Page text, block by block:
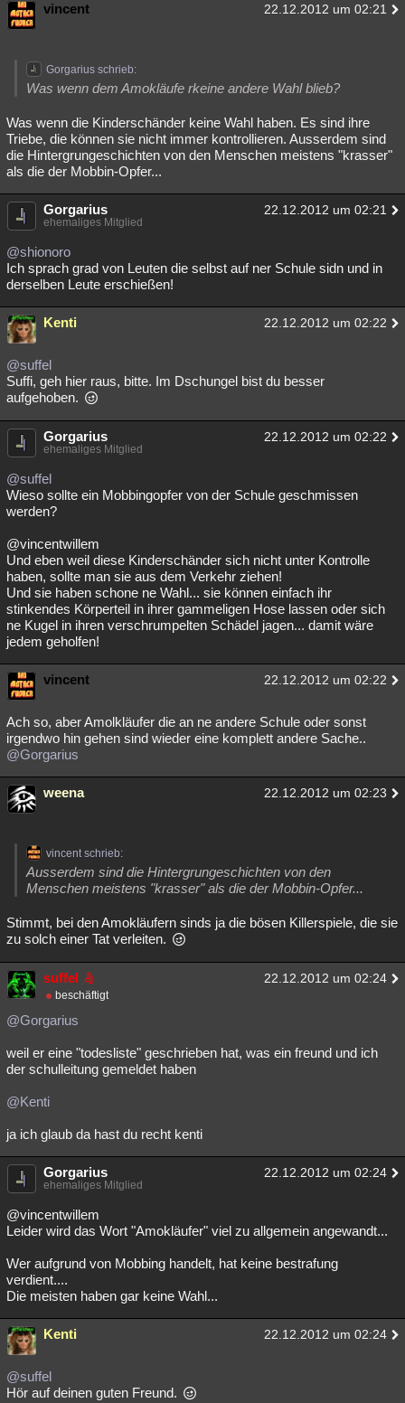
vincent 22.12.2012 um 02:21
Gorgarius schrieb:
Was wenn dem Amokläufe rkeine andere Wahl blieb?
Was wenn die Kinderschänder keine Wahl haben. Es sind ihre
Triebe, die können sie nicht immer kontrollieren. Ausserdem sind
die Hintergrungeschichten von den Menschen meistens "krasser"
als die der Mobbin-Opfer...
Gorgarius 22.12.2012 um 02:21
ehemaliges Mitglied
@shionoro
Ich sprach grad von Leuten die selbst auf ner Schule sidn und in
derselben Leute erschießen!
Kenti 22.12.2012 um 02:22
@suffel
Suffi, geh hier raus, bitte. Im Dschungel bist du besser
aufgehoben.
Gorgarius 22.12.2012 um 02:22
ehemaliges Mitglied
@suffel
Wieso sollte ein Mobbingopfer von der Schule geschmissen
werden?
@vincentwillem
Und eben weil diese Kinderschänder sich nicht unter Kontrolle
haben, sollte man sie aus dem Verkehr ziehen!
Und sie haben schone ne Wahl... sie können einfach ihr
stinkendes Körperteil in ihrer gammeligen Hose lassen oder sich
ne Kugel in ihren verschrumpelten Schädel jagen... damit wäre
jedem geholfen!
vincent 22.12.2012 um 02:22
Ach so, aber Amolkläufer die an ne andere Schule oder sonst
irgendwo hin gehen sind wieder eine komplett andere Sache..
@Gorgarius
weena 22.12.2012 um 02:23
vincent schrieb:
Ausserdem sind die Hintergrungeschichten von den
Menschen meistens "krasser" als die der Mobbin-Opfer...
Stimmt, bei den Amokläufern sinds ja die bösen Killerspiele, die sie
zu solch einer Tat verleiten.
suffel 22.12.2012 um 02:24
beschäftigt
@Gorgarius
weil er eine "todesliste" geschrieben hat, was ein freund und ich
der schulleitung gemeldet haben
@Kenti
ja ich glaub da hast du recht kenti
Gorgarius 22.12.2012 um 02:24
ehemaliges Mitglied
@vincentwillem
Leider wird das Wort "Amokläufer" viel zu allgemein angewandt...
Wer aufgrund von Mobbing handelt, hat keine bestrafung
verdient....
Die meisten haben gar keine Wahl...
Kenti 22.12.2012 um 02:24
@suffel
Hör auf deinen guten Freund.